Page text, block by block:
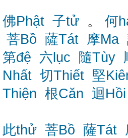
佛Phật 子tử 。 何
菩Bồ 薩Tát 摩Ma
第đệ 六lục 隨Tùy
Nhất 切Thiết 堅
Thiện 根Căn 迴Hồi
此thử 菩Bồ 薩Tát